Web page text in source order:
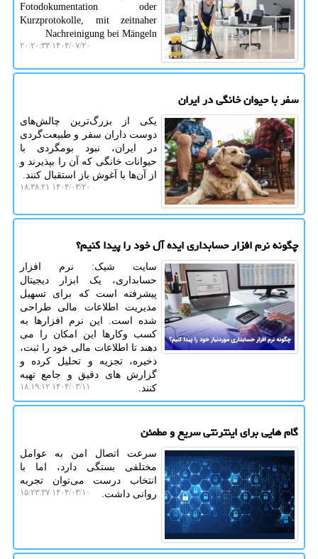
Fotodokumentation oder
Kurzprotokolle, mit zeitnaher
Nachreinigung bei Mängeln
۱۴۰۴/۰۷/۲۰ ۲۰:۲۰:۳۳
سفر با حیوان خانگی در ایران
یکی از بزرگ‌ترین چالش‌های
دوست داران سفر و طبیعت‌گردی
در ایران، نبود بومگردی با
حیوانات خانگی که آن را بپذیرند و
از آن‌ها با آغوش باز استقبال کنند.
۱۴۰۴/۰۳/۲۰ ۱۸:۳۸:۲۱
چگونه نرم افزار حسابداری ایده آل خود را پیدا کنیم؟
سایت شیک: نرم ‌افزار
حسابداری، یک ابزار دیجیتال
پیشرفته است که برای تسهیل
مدیریت اطلاعات مالی طراحی
شده است. این نرم ‌افزارها به
کسب ‌وکارها این امکان را می
‌دهند تا اطلاعات مالی خود را ثبت،
ذخیره، تجزیه و تحلیل کرده و
گزارش‌ های دقیق و جامع تهیه
کنند.
۱۴۰۴/۰۳/۱۱ ۱۸:۱۹:۱۲
گام هایی برای اینترنتی سریع و مطمئن
سرعت اتصال امن به عوامل
مختلفی بستگی دارد، اما با
انتخاب درست می‌توان تجربه
روانی داشت.
۱۴۰۴/۰۳/۱۰ ۱۵:۲۳:۳۷